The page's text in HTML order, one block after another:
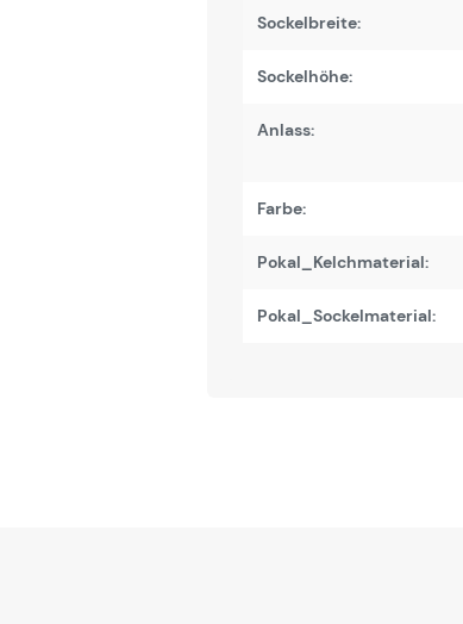
Sockelbreite:
Sockelhöhe:
Anlass:
Farbe:
Pokal_Kelchmaterial:
Pokal_Sockelmaterial: